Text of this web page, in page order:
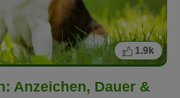
1.9k
Anzeichen, Dauer &